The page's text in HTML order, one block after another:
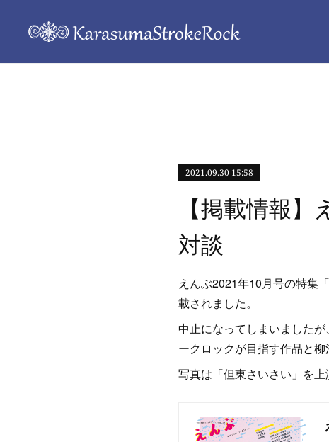
2021.09.30 15:58
【掲載情報
対談
えんぶ2021年10月号の特集
載されました。
中止になってしまいました
ークロックが目指す作品と
写真は「但東さいさい」を上